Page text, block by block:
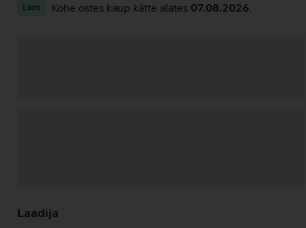
Laos Kohe ostes kaup kätte alates 07.08.2026
laadimine
Laadija